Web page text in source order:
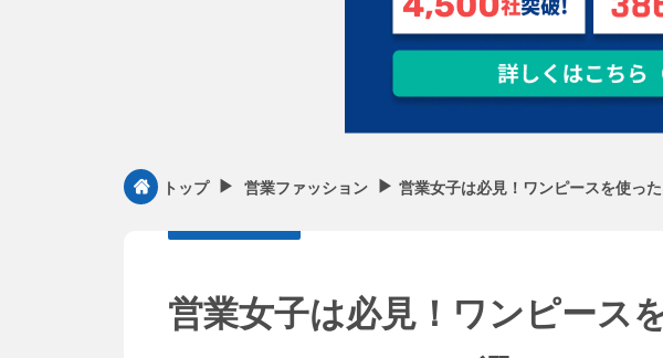
トップ ▶︎ 営業ファッション ▶︎ 営業女子は必見！ワンピースを使っ
営業女子は必見！ワンピース